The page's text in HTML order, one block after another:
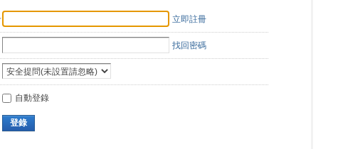
立即註冊
找回密碼
自動登錄
登錄